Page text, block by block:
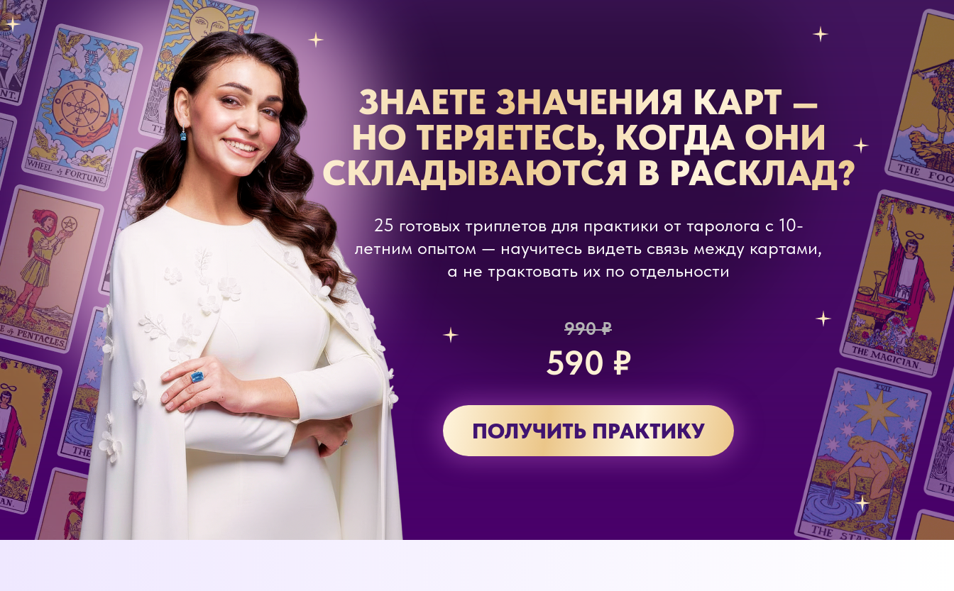
25 готовых триплетов для практики от таролога с 10-
летним опытом — научитесь видеть связь между картами,
а не трактовать их по отдельности
590 ₽
ЗНАЕТЕ ЗНАЧЕНИЯ КАРТ —
НО ТЕРЯЕТЕСЬ, КОГДА ОНИ
СКЛАДЫВАЮТСЯ В РАСКЛАД?
ПОЛУЧИТЬ ПРАКТИКУ
990 ₽